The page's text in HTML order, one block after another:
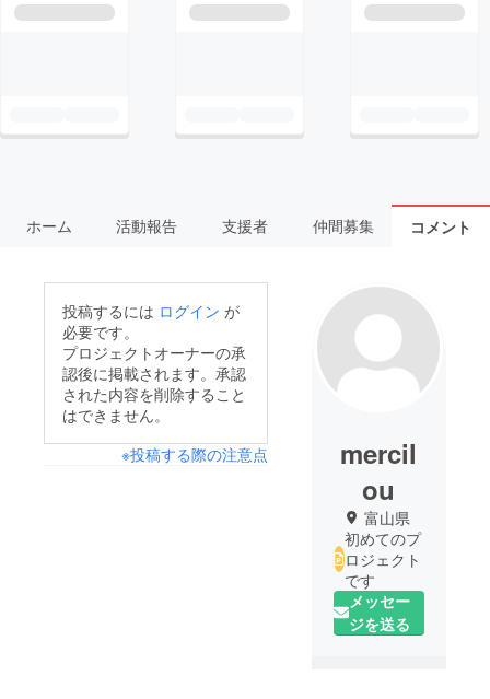
ホーム 活動報告 支援者 仲間募集 コメント
投稿するには ログイン が
必要です。
プロジェクトオーナーの承
認後に掲載されます。承認
された内容を削除すること
はできません。
※投稿する際の注意点
mercil
ou
富山県
初めてのプ
ロジェクト
です
メッセー
ジを送る